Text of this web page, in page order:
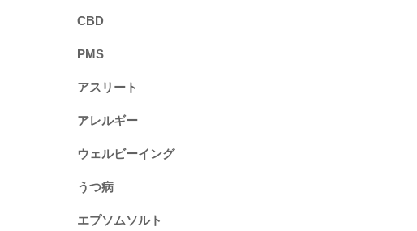
CBD
PMS
アスリート
アレルギー
ウェルビーイング
うつ病
エプソムソルト